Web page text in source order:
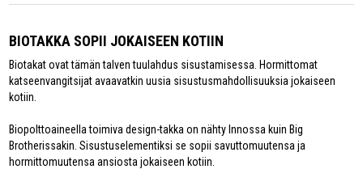
BIOTAKKA SOPII JOKAISEEN KOTIIN
Biotakat ovat tämän talven tuulahdus sisustamisessa. Hormittomat
katseenvangitsijat avaavatkin uusia sisustusmahdollisuuksia jokaiseen
kotiin.
Biopolttoaineella toimiva design-takka on nähty Innossa kuin Big
Brotherissakin. Sisustuselementiksi se sopii savuttomuutensa ja
hormittomuutensa ansiosta jokaiseen kotiin.